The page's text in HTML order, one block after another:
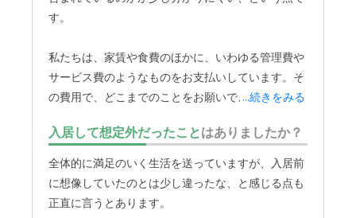
すれ違うスタッフの方が皆さん、私たちに「こんに
然な笑顔で、丁寧に対応してくださる姿を見て、
「ああ、ここは良い方たちが働いているんだな」と
安心しました。
入居してからもその印象は全く変わりません。「い
い子ばっかりですよ」と、つい人に言いたくなるく
らい、本当に皆さん親切です。 困ったことがあって
声をかけても嫌な顔一つせず対応してくれますし、
日々の何気ない挨拶が、暮らしの中で心を温めてく
す。
私たちは、家賃や食費のほかに、いわゆる管理費や
サービス費のようなものをお支払いしています。そ
の費用で、どこまでのことをお願いできるのか、と
かれていないように感じるのです。
例えば、日常生活の中で「ちょっとこれを手伝って
ほしいな」と思う瞬間があります。もちろん、ヘル
...続きをみる
入居して想定外だったことはありましたか？
全体的に満足のいく生活を送っていますが、入居前
に想像していたのとは少し違ったな、と感じる点も
正直に言うとあります。